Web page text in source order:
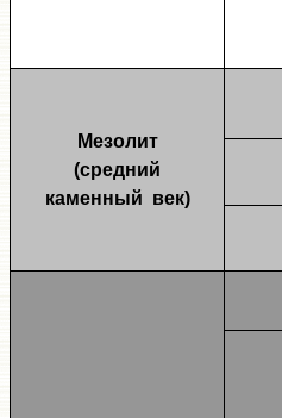
Мезолит
(средний
каменный век)